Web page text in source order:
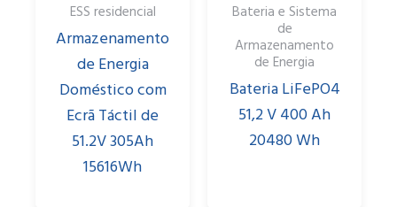
ESS residencial
Armazenamento
de Energia
Doméstico com
Ecrã Táctil de
51.2V 305Ah
15616Wh
Bateria e Sistema
de
Armazenamento
de Energia
Bateria LiFePO4
51,2 V 400 Ah
20480 Wh